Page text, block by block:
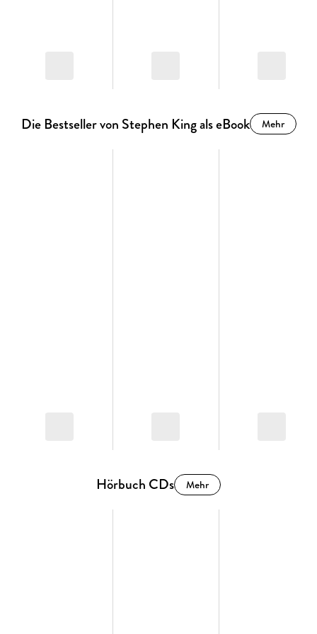
Die Bestseller von Stephen King als eBook Mehr
Hörbuch CDs Mehr